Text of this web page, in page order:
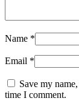
Name *
Email *
Save my
time I comment.